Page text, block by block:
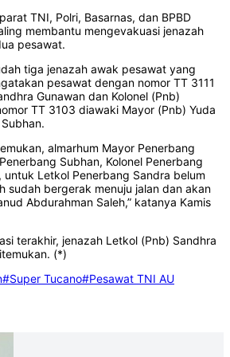
TNI, Polri, Basarnas, dan BPBD
membantu mengevakuasi jenazah
pesawat.
tiga jenazah awak pesawat yang
pesawat dengan nomor TT 3111
Gunawan dan Kolonel (Pnb)
TT 3103 diawaki Mayor (Pnb) Yuda
almarhum Mayor Penerbang
Subhan, Kolonel Penerbang
untuk Letkol Penerbang Sandra belum
sudah bergerak menuju jalan dan akan
Abdurahman Saleh,” katanya Kamis
terakhir, jenazah Letkol (Pnb) Sandhra
(*)
#Super Tucano#Pesawat TNI AU